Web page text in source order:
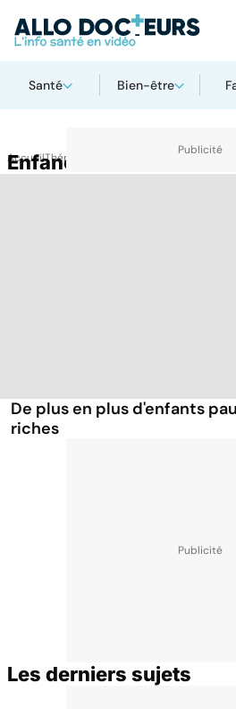
Santé Bien-être
AccueilThématiques
Enfance en difficulté
De plus en plus d'enfants
riches
Les derniers sujets